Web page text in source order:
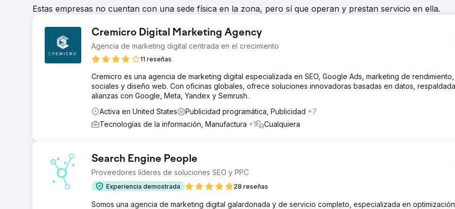
Estas empresas no cuentan con una sede física en la zona, pero sí que operan y prestan servicio en ella.
Cremicro Digital Marketing Agency
Agencia de marketing digital centrada en el crecimiento
11 reseñas
Cremicro es una agencia de marketing digital especializada en SEO, Google Ads, marketing de
sociales y diseño web. Con oficinas globales, ofrece soluciones innovadoras basadas en datos,
alianzas con Google, Meta, Yandex y Semrush.
Activa en United States
Publicidad programática, Publicidad +7
Tecnologías de la información, Manufactura +1 Cualquiera
Search Engine People
Proveedores líderes de soluciones SEO y PPC
Experiencia demostrada 28 reseñas
Somos una agencia de marketing digital galardonada y de servicio completo, especializada en